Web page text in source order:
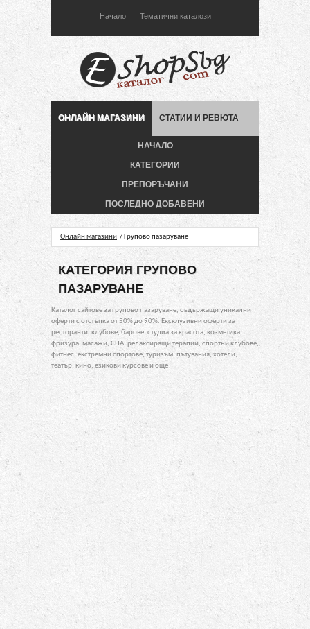
Начало Тематични каталози
ОНЛАЙН МАГАЗИНИ СТАТИИ И РЕВЮТА
НАЧАЛО
КАТЕГОРИИ
ПРЕПОРЪЧАНИ
ПОСЛЕДНО ДОБАВЕНИ
Онлайн магазини / Групово пазаруване
КАТЕГОРИЯ ГРУПОВО
ПАЗАРУВАНЕ
Каталог сайтове за групово пазаруване, съдържащи уникални
оферти с отстъпка от 50% до 90%. Ексклузивни оферти за
ресторанти, клубове, барове, студиа за красота, козметика,
фризура, масажи, СПА, релаксиращи терапии, спортни клубове,
фитнес, екстремни спортове, туризъм, пътувания, хотели,
театър, кино, езикови курсове и още